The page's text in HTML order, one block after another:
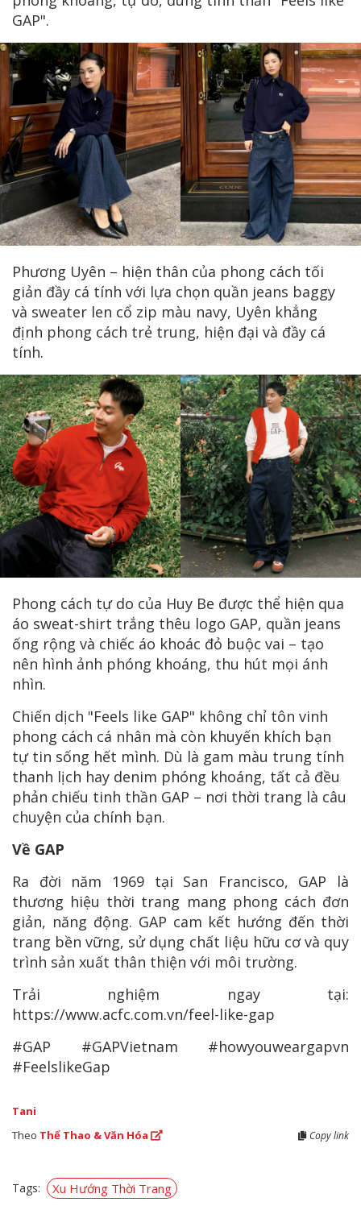
GAP".
Phương Uyên – hiện thân của phong cách tối
giản đầy cá tính với lựa chọn quần jeans baggy
và sweater len cổ zip màu navy, Uyên khẳng
định phong cách trẻ trung, hiện đại và đầy cá
tính.
Phong cách tự do của Huy Be được thể hiện qua
áo sweat-shirt trắng thêu logo GAP, quần jeans
ống rộng và chiếc áo khoác đỏ buộc vai – tạo
nên hình ảnh phóng khoáng, thu hút mọi ánh
nhìn.
Chiến dịch "Feels like GAP" không chỉ tôn vinh
phong cách cá nhân mà còn khuyến khích bạn
tự tin sống hết mình. Dù là gam màu trung tính
thanh lịch hay denim phóng khoáng, tất cả đều
phản chiếu tinh thần GAP – nơi thời trang là câu
chuyện của chính bạn.
Về GAP
Ra đời năm 1969 tại San Francisco, GAP là
thương hiệu thời trang mang phong cách đơn
giản, năng động. GAP cam kết hướng đến thời
trang bền vững, sử dụng chất liệu hữu cơ và quy
trình sản xuất thân thiện với môi trường.
Trải nghiệm ngay tại:
https://www.acfc.com.vn/feel-like-gap
#GAP #GAPVietnam #howyouweargapvn
#FeelslikeGap
Tani
Theo Thể Thao & Văn Hóa Copy link
Tags: Xu Hướng Thời Trang